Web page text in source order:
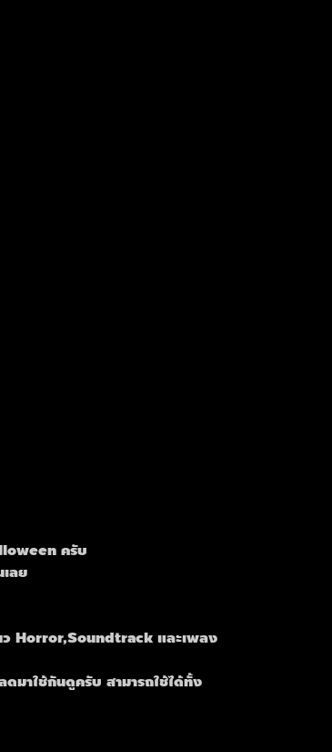
ครับ
ลย
Horror,Soundtrack และเพลง
มาใช้กันดูครับ สามารถใช้ได้ทั้ง